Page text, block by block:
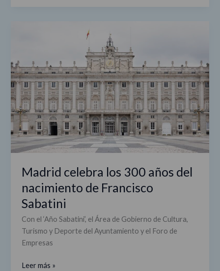
Madrid celebra los 300 años del
nacimiento de Francisco
Sabatini
Con el ‘Año Sabatini’, el Área de Gobierno de Cultura,
Turismo y Deporte del Ayuntamiento y el Foro de
Empresas
300
años
del
nacimiento
de
Francisco
Sabatini
Leer más »